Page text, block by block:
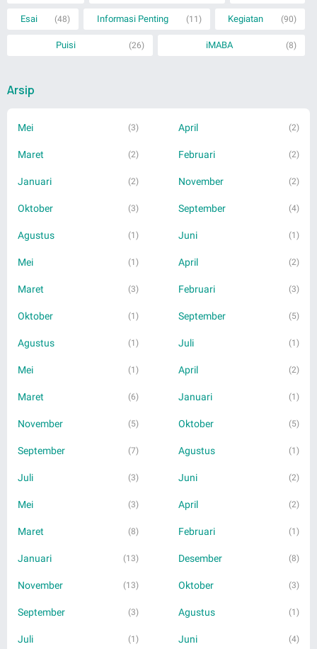
Esai (48) Informasi Penting (11) Kegiatan (90)
Puisi (26) iMABA (8)
Arsip
Mei (3) April (2)
Maret (2) Februari (2)
Januari (2) November (2)
Oktober (3) September (4)
Agustus (1) Juni (1)
Mei (1) April (2)
Maret (3) Februari (3)
Oktober (1) September (5)
Agustus (1) Juli (1)
Mei (1) April (2)
Maret (6) Januari (1)
November (5) Oktober (5)
September (7) Agustus (1)
Juli (3) Juni (2)
Mei (3) April (2)
Maret (8) Februari (1)
Januari (13) Desember (8)
November (13) Oktober (3)
September (3) Agustus (1)
Juli (1) Juni (4)